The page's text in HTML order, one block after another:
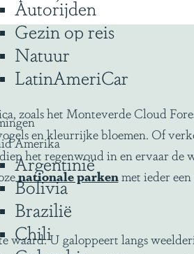
Autorijden
Gezin op reis
Natuur
LatinAmeriCar
Amerika
Argentinië
Bolivia
Brazilië
Chili
zoals het Monteverde Cloud
en kleurrijke bloemen. Of
het regenwoud in en ervaar
nationale parkenmet ieder
waard. U galoppeert langs